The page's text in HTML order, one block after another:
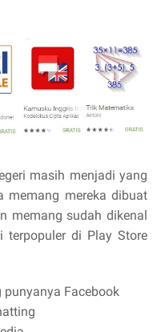
masih menjadi yang
memang mereka dibuat
memang sudah dikenal
terpopuler di Play Store
Facebook